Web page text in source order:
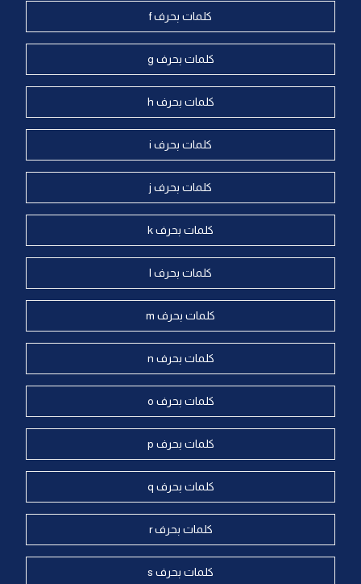
كلمات بحرف f
كلمات بحرف g
كلمات بحرف h
كلمات بحرف i
كلمات بحرف j
كلمات بحرف k
كلمات بحرف l
كلمات بحرف m
كلمات بحرف n
كلمات بحرف o
كلمات بحرف p
كلمات بحرف q
كلمات بحرف r
كلمات بحرف s